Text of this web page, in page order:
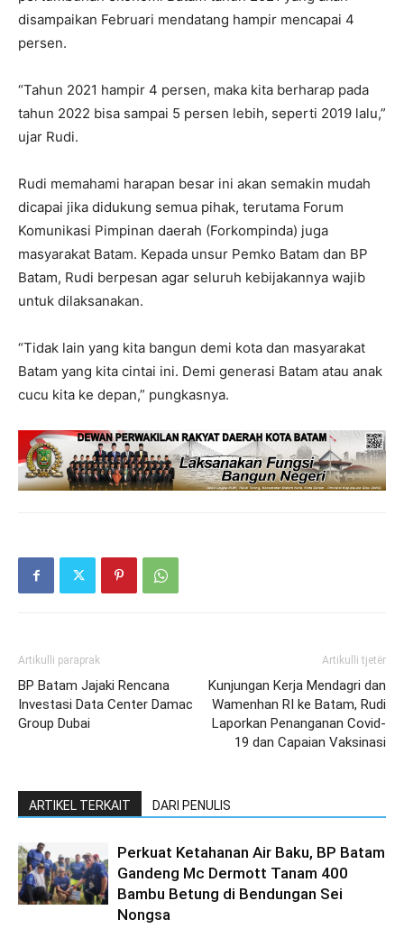
disampaikan Februari mendatang hampir mencapai 4
persen.
“Tahun 2021 hampir 4 persen, maka kita berharap pada
tahun 2022 bisa sampai 5 persen lebih, seperti 2019 lalu,”
ujar Rudi.
Rudi memahami harapan besar ini akan semakin mudah
dicapai jika didukung semua pihak, terutama Forum
Komunikasi Pimpinan daerah (Forkompinda) juga
masyarakat Batam. Kepada unsur Pemko Batam dan BP
Batam, Rudi berpesan agar seluruh kebijakannya wajib
untuk dilaksanakan.
“Tidak lain yang kita bangun demi kota dan masyarakat
Batam yang kita cintai ini. Demi generasi Batam atau anak
cucu kita ke depan,” pungkasnya.
Artikulli paraprak
BP Batam Jajaki Rencana
Investasi Data Center Damac
Group Dubai
Artikulli tjetër
Kunjungan Kerja Mendagri dan
Wamenhan RI ke Batam, Rudi
Laporkan Penanganan Covid-
19 dan Capaian Vaksinasi
ARTIKEL TERKAIT DARI PENULIS
Perkuat Ketahanan Air Baku, BP Batam
Gandeng Mc Dermott Tanam 400
Bambu Betung di Bendungan Sei
Nongsa